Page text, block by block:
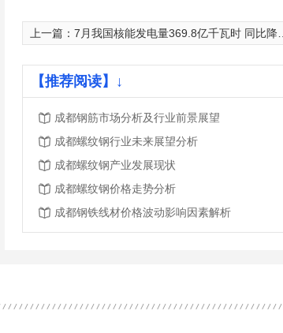
成都螺纹钢
上一篇： 7月我国核能发电量369.8亿千瓦时 同比降低3.3%
【推荐阅读】↓
成都钢筋市场分析及行业前景展望
成都螺纹钢行业未来展望分析
成都螺纹钢产业发展现状
成都螺纹钢价格走势分析
成都钢铁线材价格波动影响因素解析